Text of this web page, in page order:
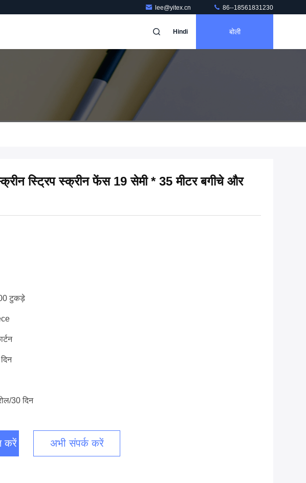
lee@yitex.cn 86--18561831230
Hindi बोली
स्क्रीन स्ट्रिप स्क्रीन फेंस 19 सेमी * 35 मीटर बगीचे और
टुकड़े
30 दिन
करें अभी संपर्क करें